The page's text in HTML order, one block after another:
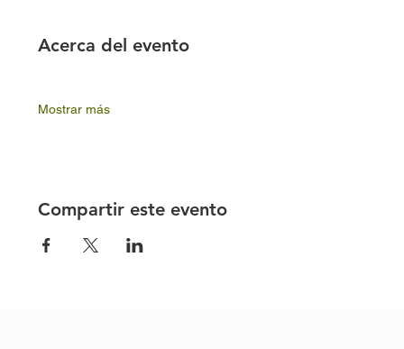
Acerca del evento
Mostrar más
Compartir este evento